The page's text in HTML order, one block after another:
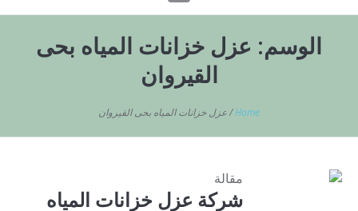
الوسم: عزل خزانات المياه بحى
القيروان
Home
/عزل خزانات المياه بحى القيروان
مقالة
شركة عزل خزانات المياه